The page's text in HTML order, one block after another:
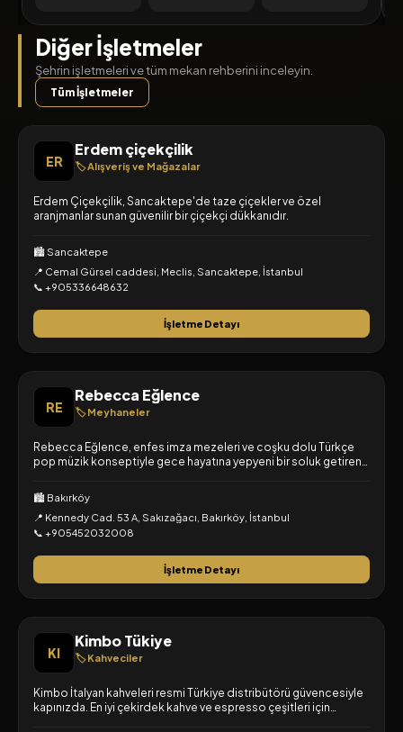
Diğer İşletmeler
Şehrin işletmeleri ve tüm mekan rehberini inceleyin.
Tüm İşletmeler
ER
Erdem çiçekçilik
🏷️ Alışveriş ve Mağazalar
Erdem Çiçekçilik, Sancaktepe'de taze çiçekler ve özel
aranjmanlar sunan güvenilir bir çiçekçi dükkanıdır.
🏙️ Sancaktepe
📍 Cemal Gürsel caddesi, Meclis, Sancaktepe, İstanbul
📞 +905336648632
İşletme Detayı
RE
Rebecca Eğlence
🏷️ Meyhaneler
Rebecca Eğlence, enfes imza mezeleri ve coşku dolu Türkçe
pop müzik konseptiyle gece hayatına yepyeni bir soluk getiren,
🏙️ Bakırköy
📍 Kennedy Cad. 53 A, Sakızağacı, Bakırköy, İstanbul
📞 +905452032008
İşletme Detayı
KI
Kimbo Tükiye
🏷️ Kahveciler
Kimbo İtalyan kahveleri resmi Türkiye distribütörü güvencesiyle
kapınızda. En iyi çekirdek kahve ve espresso çeşitleri için